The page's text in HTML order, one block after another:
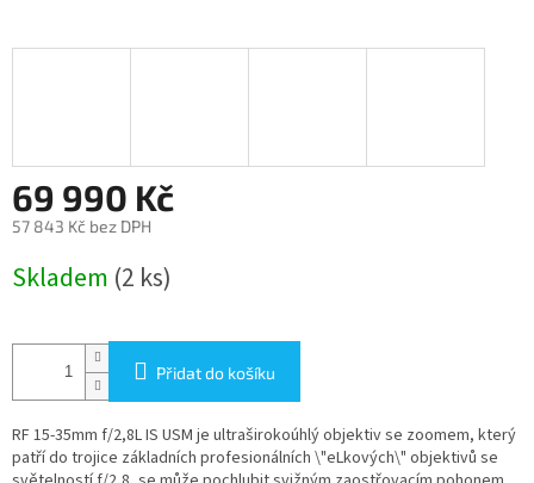
69 990 Kč
57 843 Kč bez DPH
cena:
Skladem (2 ks)
Přidat do košíku
RF 15-35mm f/2,8L IS USM je ultraširokoúhlý objektiv se zoomem, který
patří do trojice základních profesionálních \"eLkových\" objektivů se